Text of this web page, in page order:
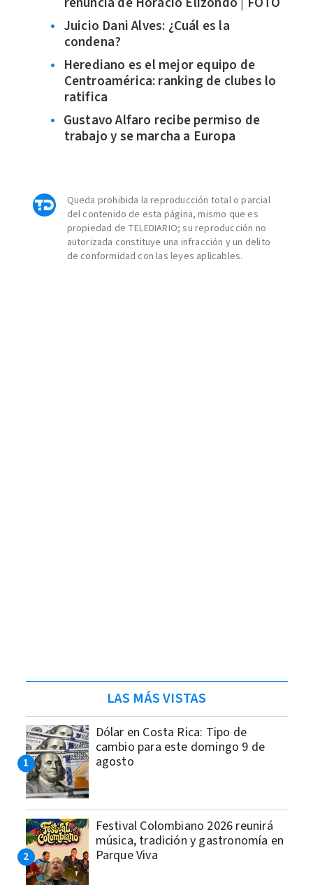
Juicio Dani Alves: ¿Cuál es la
condena?
Herediano es el mejor equipo de
Centroamérica: ranking de clubes lo
ratifica
Gustavo Alfaro recibe permiso de
trabajo y se marcha a Europa
Queda prohibida la reproducción total o parcial
del contenido de esta página, mismo que es
propiedad de TELEDIARIO; su reproducción no
autorizada constituye una infracción y un delito
de conformidad con las leyes aplicables.
LAS MÁS VISTAS
Dólar en Costa Rica: Tipo de
cambio para este domingo 9 de
agosto
Festival Colombiano 2026 reunirá
música, tradición y gastronomía en
Parque Viva